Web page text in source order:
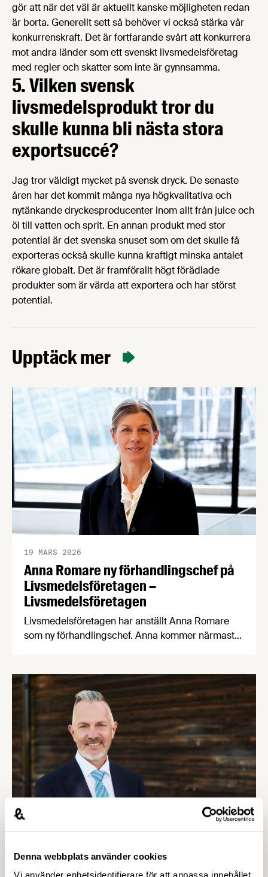
Denna webbplats använder cookies
gör att när det väl är aktuellt kanske möjligheten redan
är borta. Generellt sett så behöver vi också stärka vår
konkurrenskraft. Det är fortfarande svårt att konkurrera
mot andra länder som ett svenskt livsmedelsföretag
med regler och skatter som inte är gynnsamma.
5. Vilken svensk
livsmedelsprodukt tror du
skulle kunna bli nästa stora
exportsuccé?
Jag tror väldigt mycket på svensk dryck. De senaste
åren har det kommit många nya högkvalitativa och
nytänkande dryckesproducenter inom allt från juice och
öl till vatten och sprit. En annan produkt med stor
potential är det svenska snuset som om det skulle få
exporteras också skulle kunna kraftigt minska antalet
rökare globalt. Det är framförallt högt förädlade
produkter som är värda att exportera och har störst
potential.
Upptäck mer
Anna Romare ny förhandlingschef på
Livsmedelsföretagen –
Livsmedelsföretagen
19 MARS 2026
Livsmedelsföretagen har anställt Anna Romare
som ny förhandlingschef. Anna kommer närmast
inom förhandling och arbetsrätt.
7 MAJ 2026